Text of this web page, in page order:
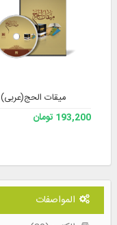
میقات الحج(عربی)
193,200 تومان
المواصفات